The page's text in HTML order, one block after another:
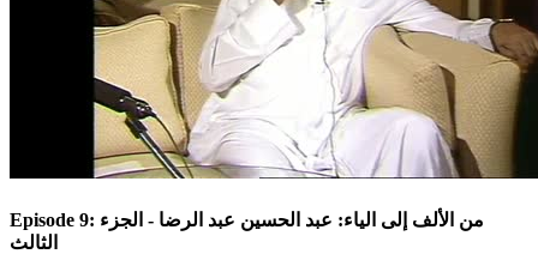
Episode 9: من الألف إلى الياء: عبد الحسين عبد الرضا - الجزء
الثالث